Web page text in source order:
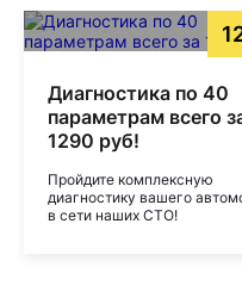
Диагностика по 40
параметрам всего
1290 руб!
Пройдите комплексную
диагностику вашего
в сети наших СТО!